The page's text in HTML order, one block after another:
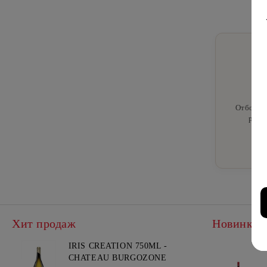
Хит продаж
IRIS CREATION 750ML -
CHATEAU BURGOZONE
Новинки